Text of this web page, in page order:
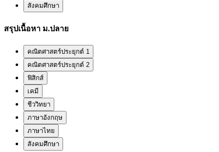
สังคมศึกษา
สรุปเนื้อหา ม.ปลาย
คณิตศาสตร์ประยุกต์ 1
คณิตศาสตร์ประยุกต์ 2
ฟิสิกส์
เคมี
ชีววิทยา
ภาษาอังกฤษ
ภาษาไทย
สังคมศึกษา